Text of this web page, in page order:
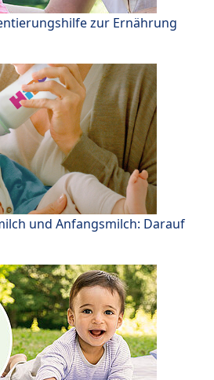
zur Ernährung
und Anfangsmilch: Darauf